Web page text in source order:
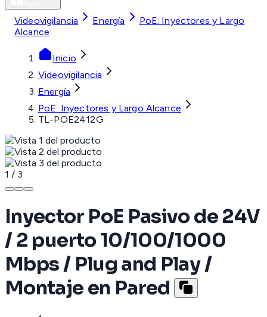
Videovigilancia Energía
PoE: Inyectores y Largo
Alcance
Inicio
Videovigilancia
Energía
PoE: Inyectores y Largo Alcance
TL-POE2412G
1 / 3
Inyector PoE Pasivo de 24V
/ 2 puerto 10/100/1000
Mbps / Plug and Play /
Montaje en Pared